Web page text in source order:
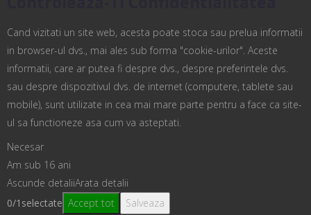
Cand vizitati un site web, acesta poate stoca sau prelua informatii
in browser-ul dvs., mai ales sub forma "cookie-urilor". Aceste
informatii, care ar putea fi despre dvs., despre preferintele dvs.
sau despre dispozitivul dvs. de internet (computere, tablete sau
mobile), sunt utilizate in cea mai mare parte pentru a face ca site-
ul sa functioneze asa cum va asteptati.
Necesar
Am sub 16 ani
Ascunde detaliiArata detalii
0/1 selectate Accept tot
Salveaza